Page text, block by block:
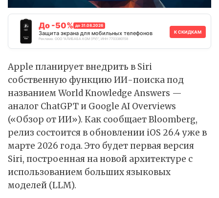
До -50% до 31.08.2026
Защита экрана для мобильных телефонов
Реклама. ООО "АЛИБАБА.КОМ (РУ)", ИНН 7703380158
К СКИДКАМ
Apple планирует внедрить в Siri
собственную функцию ИИ-поиска под
названием World Knowledge Answers —
аналог ChatGPTи Google AI Overviews
(«Обзор от ИИ»). Как сообщает Bloomberg,
релиз состоится в обновлении iOS 26.4 уже в
марте 2026 года. Это будет первая версия
Siri, построенная на новой архитектуре с
использованием больших языковых
моделей (LLM).